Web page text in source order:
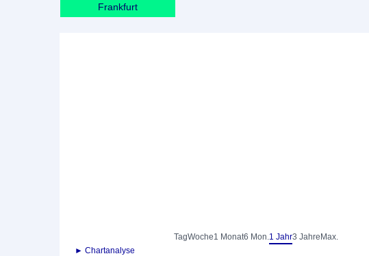
Frankfurt
TagWoche1 Monat6 Mon.1 Jahr3 Jahre Max.
► Chartanalyse